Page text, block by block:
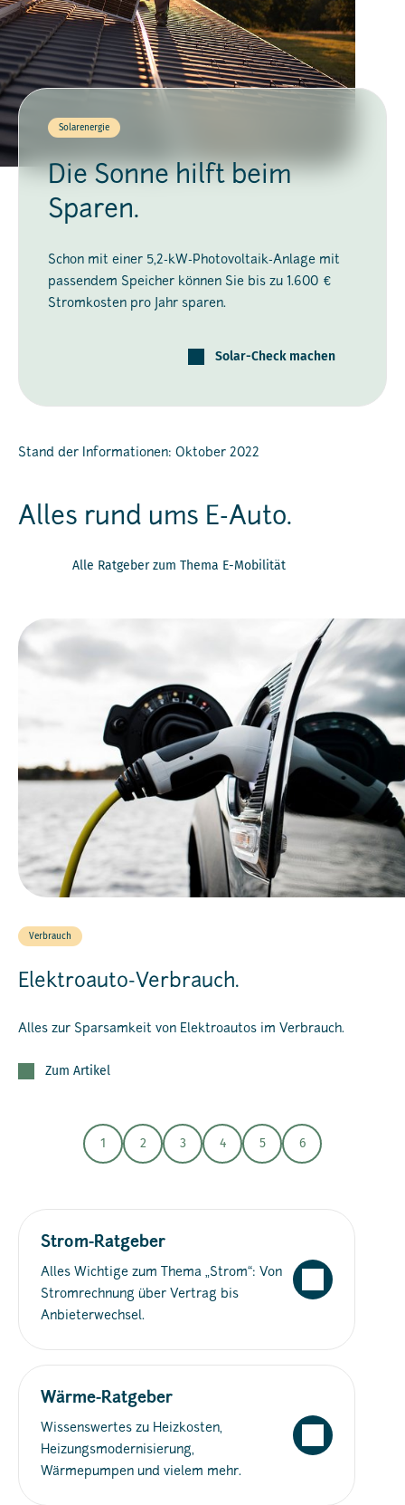
Solarenergie
Die Sonne hilft beim
Sparen.
Schon mit einer 5,2-kW-Photovoltaik-Anlage mit
passendem Speicher können Sie bis zu 1.600 €
Stromkosten pro Jahr sparen.
Solar-Check machen
Stand der Informationen: Oktober 2022
Alles rund ums E-Auto.
Alle Ratgeber zum Thema E-Mobilität
Verbrauch
Elektroauto-Verbrauch.
Alles zur Sparsamkeit von Elektroautos im Verbrauch.
Zum Artikel
1 2 3 4 5 6
Strom-Ratgeber
Alles Wichtige zum Thema „Strom“: Von
Stromrechnung über Vertrag bis
Anbieterwechsel.
Wärme-Ratgeber
Wissenswertes zu Heizkosten,
Heizungsmodernisierung,
Wärmepumpen und vielem mehr.